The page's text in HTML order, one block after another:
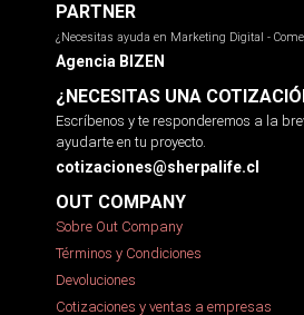
PARTNER
¿Necesitas ayuda en Marketing Digital -
Agencia BIZEN
¿NECESITAS UNA
Escríbenos y te responderemos a la
ayudarte en tu proyecto.
cotizaciones@sherpalife.cl
OUT COMPANY
Sobre Out Company
Términos y Condiciones
Devoluciones
Cotizaciones y ventas a empresas